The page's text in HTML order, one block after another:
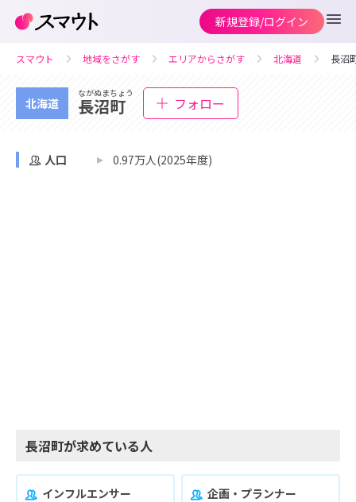
新規登録/ログイン
スマウト 地域をさがす エリアからさがす 北海道 長沼
北海道
ながぬまちょう
長沼町 フォロー
人口 0.97万人(2025年度)
長沼町が求めている人
インフルエンサー 企画・プランナー